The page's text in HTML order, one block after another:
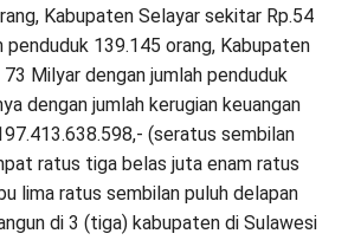
Kabupaten Selayar sekitar Rp.54
penduduk 139.145 orang, Kabupaten
73 Milyar dengan jumlah penduduk
dengan jumlah kerugian keuangan
(seratus sembilan
ratus tiga belas juta enam ratus
lima ratus sembilan puluh delapan
di 3 (tiga) kabupaten di Sulawesi